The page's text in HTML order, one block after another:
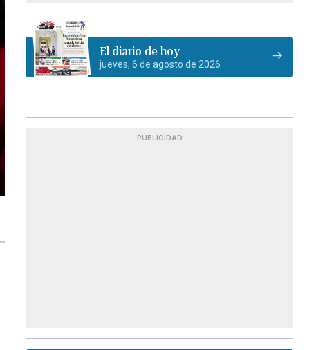
El diario de hoy
jueves, 6 de agosto de 2026
PUBLICIDAD